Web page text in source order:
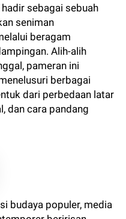
hadir sebagai sebuah
seniman
beragam
Alih-alih
pameran ini
berbagai
dari perbedaan latar
dan cara pandang
budaya populer, media